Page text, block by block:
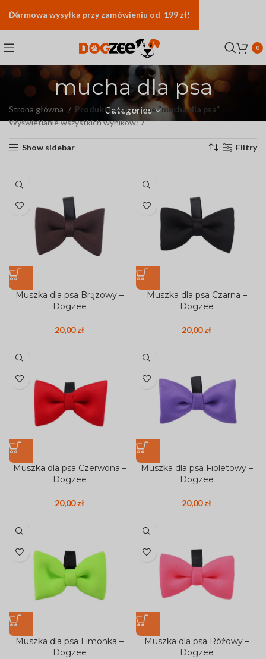
0
mucha dla psa
Categories
Strona główna
Produkty oznaczone “mucha dla psa”
Wyświetlanie wszystkich wyników: 7
Show sidebar Filtry
Muszka dla psa Brązowy –
Dogzee
20,00zł
Muszka dla psa Czarna –
Dogzee
20,00zł
Muszka dla psa Czerwona –
Dogzee
20,00zł
Muszka dla psa Fioletowy –
Dogzee
20,00zł
Muszka dla psa Limonka –
Dogzee
Muszka dla psa Różowy –
Dogzee
Darmowa wysyłka przy zamówieniu od 199 zł!